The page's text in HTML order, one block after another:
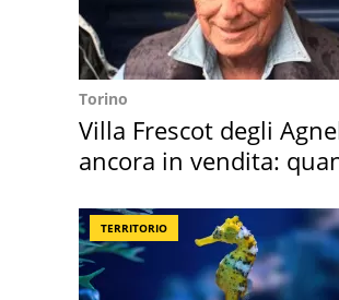
Torino
Villa Frescot degli
ancora in vendita:
TERRITORIO